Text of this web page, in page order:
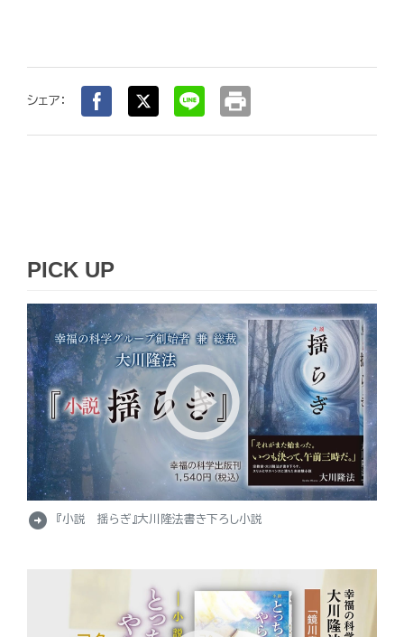
シェア： print
PICK UP
arrow_circle_right 『小説 揺らぎ』大川隆法書き下ろし小説